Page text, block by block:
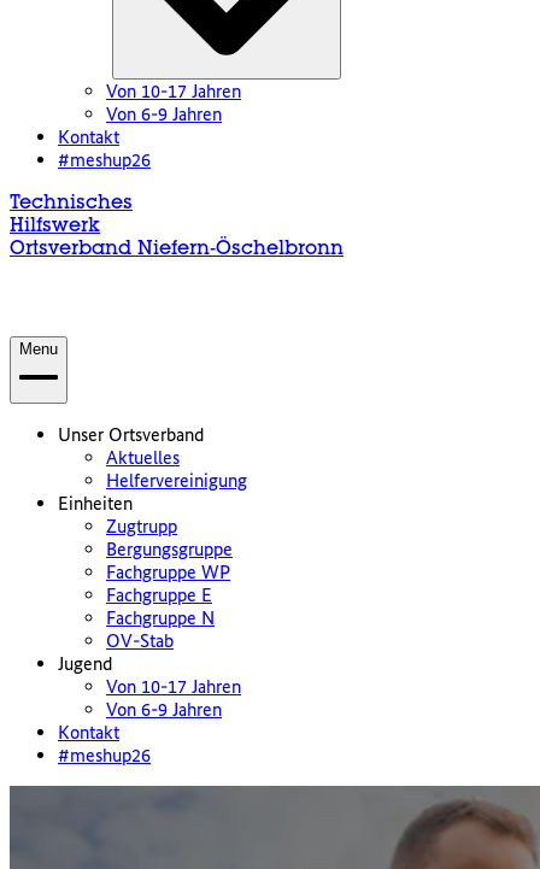
Von 10-17 Jahren
Von 6-9 Jahren
Kontakt
#meshup26
Technisches
Hilfswerk
Ortsverband Niefern-Öschelbronn
Menu
Unser Ortsverband
Aktuelles
Helfervereinigung
Einheiten
Zugtrupp
Bergungsgruppe
Fachgruppe WP
Fachgruppe E
Fachgruppe N
OV-Stab
Jugend
Von 10-17 Jahren
Von 6-9 Jahren
Kontakt
#meshup26